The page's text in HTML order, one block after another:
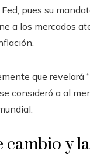
pues su
a los mercados
que revelará
consideró a al
cambio y